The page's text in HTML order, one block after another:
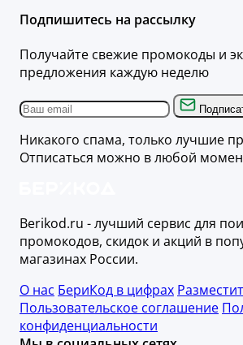
Подпишитесь на рассылку
Получайте свежие промокоды и
предложения каждую неделю
Никакого спама, только лучшие
Отписаться можно в любой
Berikod.ru - лучший сервис для
промокодов, скидок и акций в
магазинах России.
О нас БериКод в цифрах
Пользовательское соглашение
конфиденциальности